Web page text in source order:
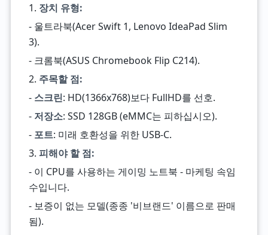
1. 장치 유형:
- 울트라북(Acer Swift 1, Lenovo IdeaPad Slim
3).
- 크롬북(ASUS Chromebook Flip C214).
2. 주목할 점:
- 스크린: HD(1366x768)보다 FullHD를 선호.
- 저장소: SSD 128GB (eMMC는 피하십시오).
- 포트: 미래 호환성을 위한 USB-C.
3. 피해야 할 점:
- 이 CPU를 사용하는 게이밍 노트북 - 마케팅 속임
수입니다.
- 보증이 없는 모델(종종 '비브랜드' 이름으로 판매
됨).